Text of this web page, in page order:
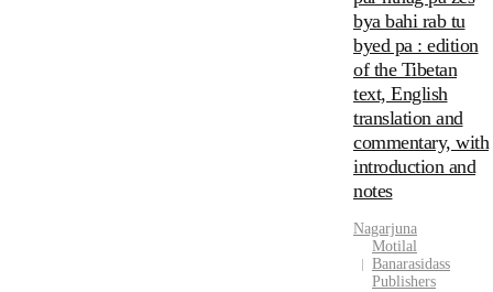
bya bahi rab tu
byed pa : edition
of the Tibetan
text, English
translation and
commentary, with
introduction and
notes
Nagarjuna
Motilal
Banarasidass
Publishers